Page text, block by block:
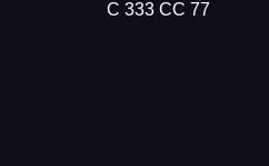
С 333 СС 77